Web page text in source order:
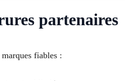
partenaires
fiables :